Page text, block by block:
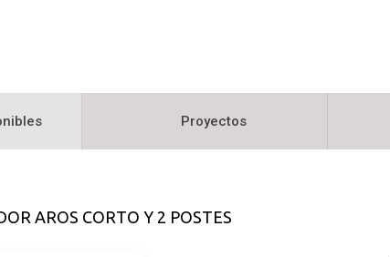
Proyectos
AROS CORTO Y 2 POSTES